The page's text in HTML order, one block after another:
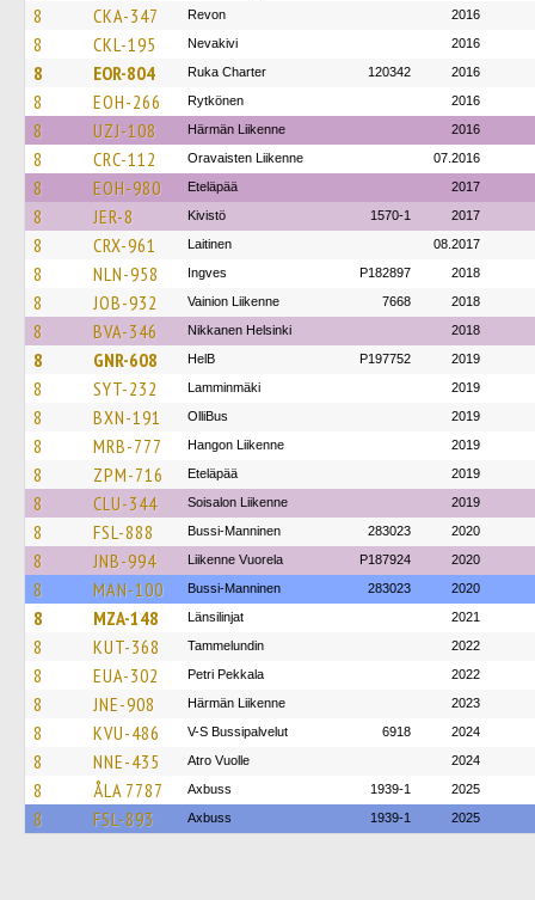
8 CKA-347 Revon 2016
8 CKL-195 Nevakivi 2016
8 EOR-804 Ruka Charter 120342 2016
8 EOH-266 Rytkönen 2016
8 UZJ-108 Härmän Liikenne 2016
8 CRC-112 Oravaisten Liikenne 07.2016
8 EOH-980 Eteläpää 2017
8 JER-8 Kivistö 1570-1 2017
8 CRX-961 Laitinen 08.2017
8 NLN-958 Ingves P182897 2018
8 JOB-932 Vainion Liikenne 7668 2018
8 BVA-346 Nikkanen Helsinki 2018
8 GNR-608 HelB P197752 2019
8 SYT-232 Lamminmäki 2019
8 BXN-191 OlliBus 2019
8 MRB-777 Hangon Liikenne 2019
8 ZPM-716 Eteläpää 2019
8 CLU-344 Soisalon Liikenne 2019
8 FSL-888 Bussi-Manninen 283023 2020
8 JNB-994 Liikenne Vuorela P187924 2020
8 MAN-100 Bussi-Manninen 283023 2020
8 MZA-148 Länsilinjat 2021
8 KUT-368 Tammelundin 2022
8 EUA-302 Petri Pekkala 2022
8 JNE-908 Härmän Liikenne 2023
8 KVU-486 V-S Bussipalvelut 6918 2024
8 NNE-435 Atro Vuolle 2024
8 ÅLA 7787 Axbuss 1939-1 2025
8 FSL-893 Axbuss 1939-1 2025